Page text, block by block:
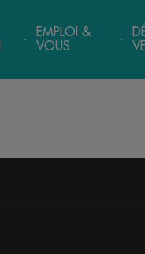
EMPLOI &
VOUS